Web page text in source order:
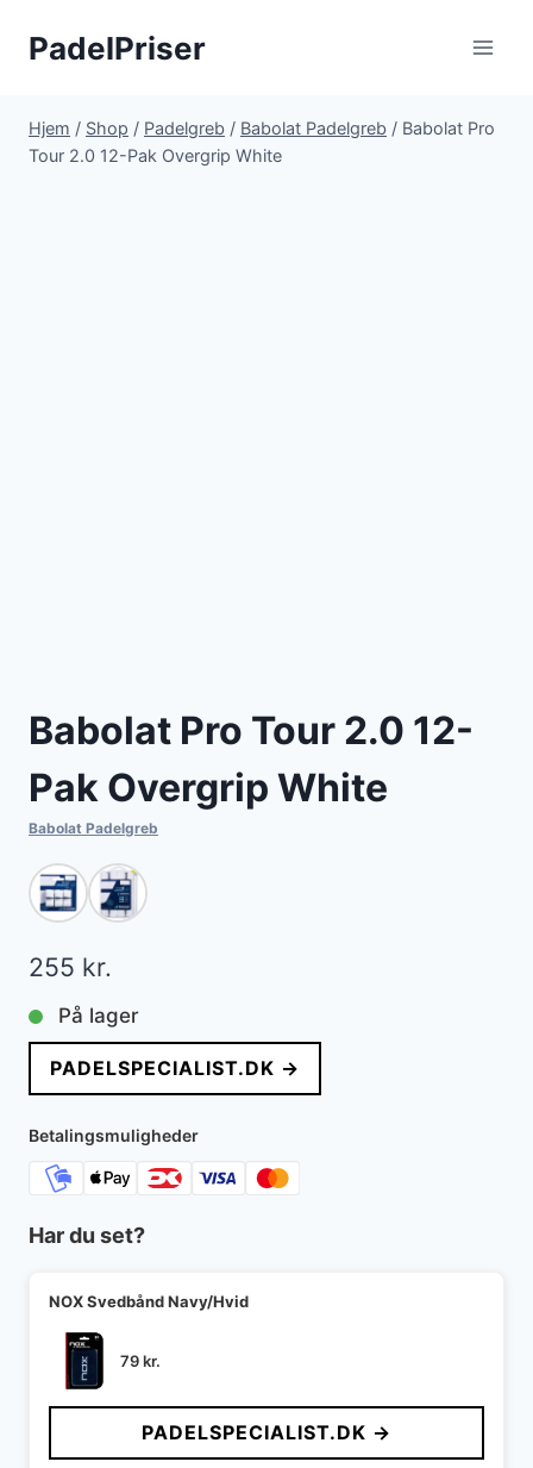
PadelPriser
Hjem / Shop / Padelgreb / Babolat Padelgreb / Babolat Pro
Tour 2.0 12-Pak Overgrip White
Babolat Pro Tour 2.0 12-
Pak Overgrip White
Babolat Padelgreb
255 kr.
På lager
PADELSPECIALIST.DK →
Betalingsmuligheder
Har du set?
NOX Svedbånd Navy/Hvid
79kr.
PADELSPECIALIST.DK →